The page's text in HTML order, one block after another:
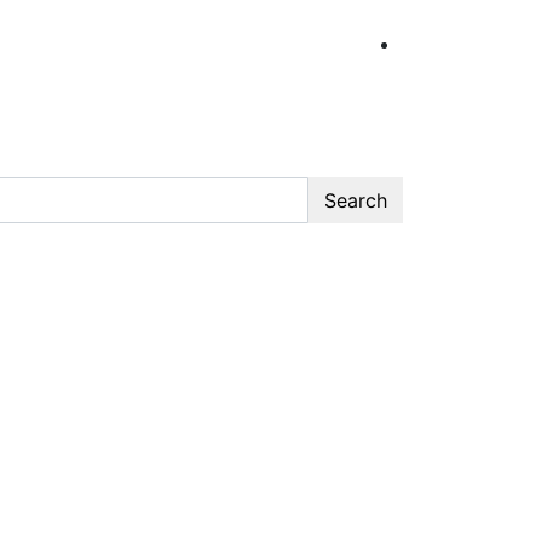
Search